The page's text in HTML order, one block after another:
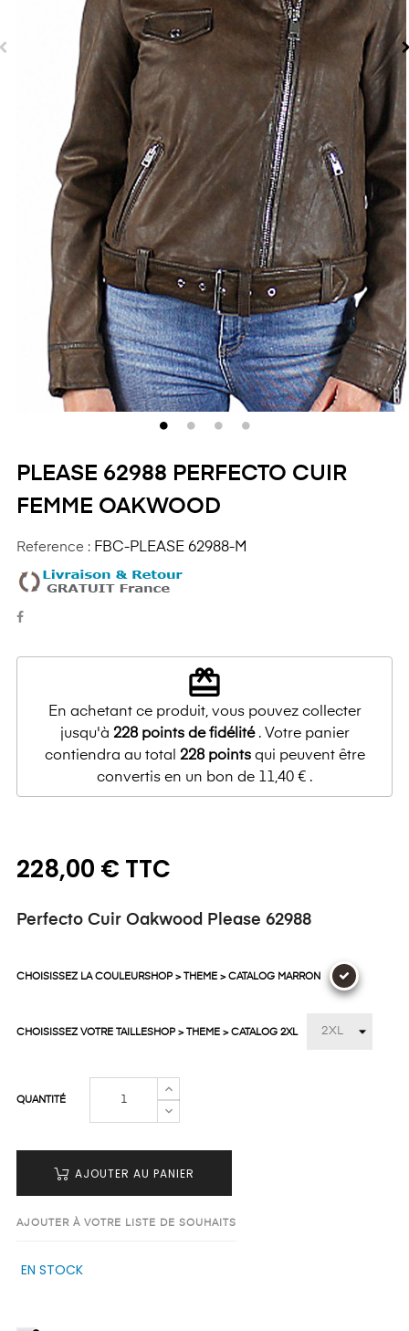
PLEASE 62988 PERFECTO CUIR
FEMME OAKWOOD
Reference : FBC-PLEASE 62988-M
redeem
En achetant ce produit, vous pouvez collecter
jusqu'à 228points de fidélité. Votre panier
contiendra au total 228pointsqui peuvent être
convertis en un bon de 11,40 € .
228,00 € TTC
Perfecto Cuir Oakwood Please 62988
CHOISISSEZ LA COULEURSHOP > THEME > CATALOG MARRON
CHOISISSEZ VOTRE TAILLESHOP > THEME > CATALOG 2XL
QUANTITÉ
AJOUTER AU PANIER
AJOUTER À VOTRE LISTE DE SOUHAITS
EN STOCK